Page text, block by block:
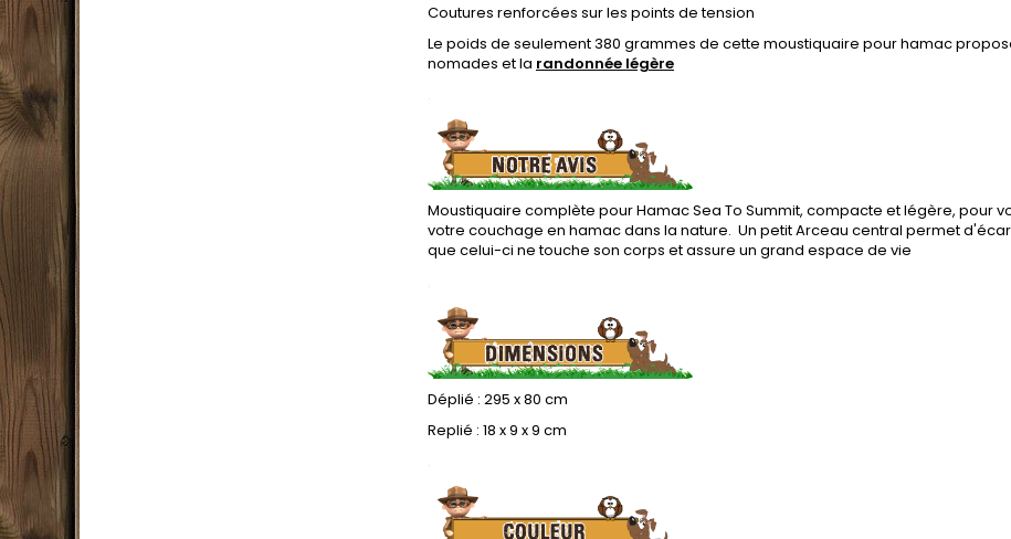
Coutures renforcées sur les points de tension
Le poids de seulement 380 grammes de cette moustiquaire pour hamac
nomades et la randonnée légère
.
Moustiquaire complète pour Hamac Sea To Summit, compacte et légère, pour
votre couchage en hamac dans la nature. Un petit Arceau central permet
que celui-ci ne touche son corps et assure un grand espace de vie
.
Déplié : 295 x 80 cm
Replié : 18 x 9 x 9 cm
.